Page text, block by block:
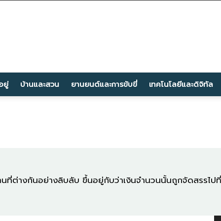
ยู่ บ้านและสวน ยานยนต์และการขับขี่ เทคโนโลยีและดิจิทัล
ต่างกันอย่างลิบลับ ขึ้นอยู่กับว่าเงินจำนวนนั้นถูกจัดสรรไป